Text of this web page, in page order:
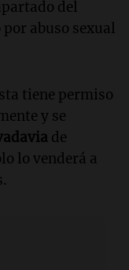
del
abuso sexual
tiene permiso
y se
de
lo venderá a